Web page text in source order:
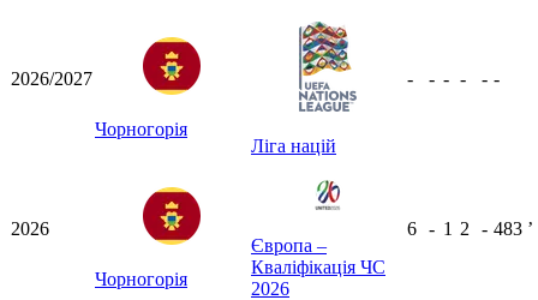
2026/2027
Чорногорія
Ліга націй
- - - - - -
2026
Чорногорія
Європа –
Кваліфікація ЧС
2026
6 - 1 2 - 483 ʼ